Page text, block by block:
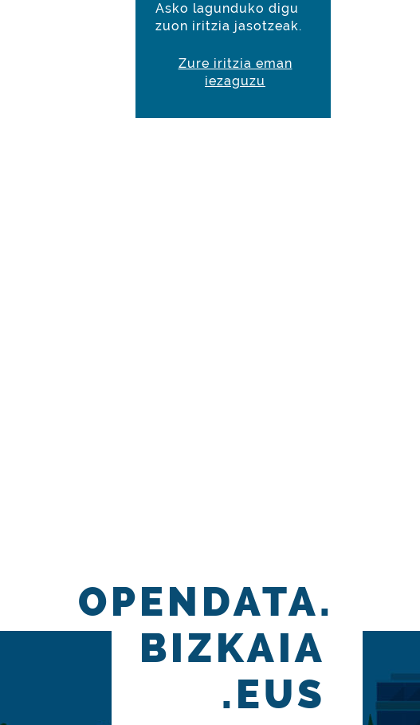
Asko lagunduko digu
zuon iritzia jasotzeak.
Zure iritzia eman
iezaguzu
OPENDATA.
BIZKAIA
.EUS